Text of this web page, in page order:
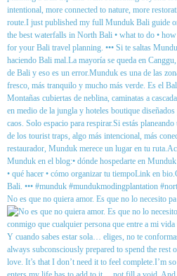
No es que no quiera amor. Es que no lo necesito pa